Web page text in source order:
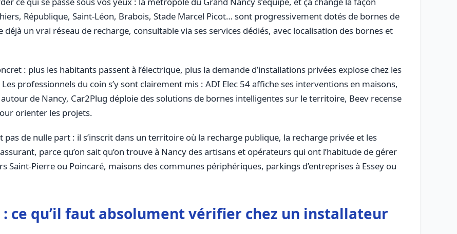
République, Saint-Léon, Brabois, Stade Marcel Picot… sont progressivement dotés de bornes de
un vrai réseau de recharge, consultable via ses services dédiés, avec localisation des bornes et
: plus les habitants passent à l’électrique, plus la demande d’installations privées explose chez les
professionnels du coin s’y sont clairement mis : ADI Elec 54 affiche ses interventions en maisons,
de Nancy, Car2Plug déploie des solutions de bornes intelligentes sur le territoire, Beev recense
orienter les projets.
de nulle part : il s’inscrit dans un territoire où la recharge publique, la recharge privée et les
parce qu’on sait qu’on trouve à Nancy des artisans et opérateurs qui ont l’habitude de gérer
Saint-Pierre ou Poincaré, maisons des communes périphériques, parkings d’entreprises à Essey ou
ce qu’il faut absolument vérifier chez un installateur